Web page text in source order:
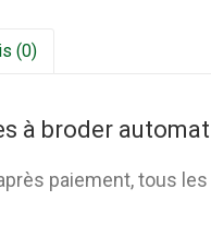
(0)
à broder
paiement, tous